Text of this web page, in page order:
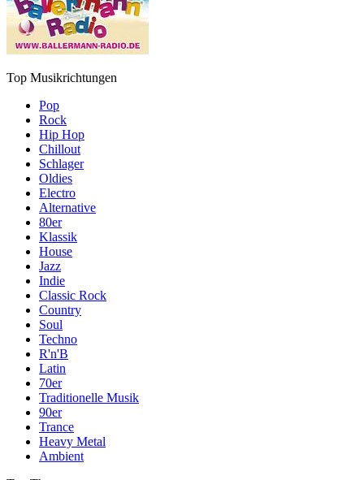
Top Musikrichtungen
Pop
Rock
Hip Hop
Chillout
Schlager
Oldies
Electro
Alternative
80er
Klassik
House
Jazz
Indie
Classic Rock
Country
Soul
Techno
R'n'B
Latin
70er
Traditionelle Musik
90er
Trance
Heavy Metal
Ambient